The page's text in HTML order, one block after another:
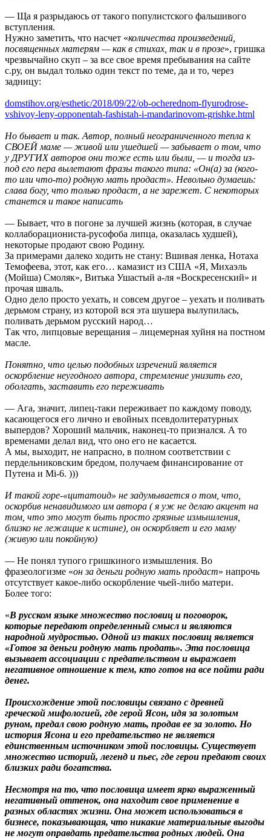
— Ща я разрыдаюсь от такого популистского фальшивого
вступления.
Нужно заметить, что насчет «количества произведений,
посвященных матерям — как в стихах, так и в прозе», гришка
чрезвычайно скуп – за все свое время пребывания на сайте
с.ру, он выдал только один текст по теме, да и то, через
задницу:
domstihov.org/esthetic/2018/09/22/ob-ocherednom-flyurodrose-
vshivoy-leny-opponentah-fashistah-i-mandarinovom-grishke.html
Но бывает и так. Автор, полный неограниченного тепла к
СВОЕЙ маме — живой или ушедшей — забывает о том, что
у ДРУГИХ авторов они тоже есть или были, — и тогда из-
под его пера вылетают фразы такого типа: «Он(а) за (кого-
то или что-то) родную мать продаст». Невольно думаешь:
слава богу, что только продаст, а не зарежет. С некоторых
станется и такое написать
— Бывает, что в погоне за лучшей жизнь (которая, в случае
коллаборациониста-русофоба липца, оказалась худшей),
некоторые продают свою Родину.
За примерами далеко ходить не стану: Вшивая ленка, Нотаха
Темофеева, этот, как его… камазист из США «Я, Михаэль
(Мойша) Смоляк», Витька Ушастый а-ля «Воскресенский» и
прочая шваль.
Одно дело просто уехать, и совсем другое – уехать и поливать
дерьмом страну, из которой вся эта шушера вылупилась,
поливать дерьмом русский народ…
Так что, липцовые верещания – лицемерная хуйня на постном
масле.
Понятно, что целью подобных изречений является
оскорбление неугодного автора, стремление унизить его,
оболгать, заставить его переживать
— Ага, значит, липец-таки переживает по каждому поводу,
касающегося его лично и евойных псевдолитературных
выпердов? Хороший мальчик, наконец-то признался. А то
временами делал вид, что оно его не касается.
А мы, выходит, не напрасно, в полном соответствии с
пердельниковским бредом, получаем финансирование от
Путена и Mi-6. )))
И такой горе-«цитатоид» не задумывается о том, что,
оскорбив ненавидимого им автора ( я уж не делаю акцент на
том, что это могут быть просто грязные измышления,
близко не лежащие к истине), он оскорбляет и его маму
(живую или покойную)
— Не понял тупого гришкиного измышления. Во
фразеологизме «он за деньги родную мать продаст» напрочь
отсутствует какое-либо оскорбление чьей-либо матери.
Более того:
«В русском языке множество пословиц и поговорок,
которые передают определенный смысл и являются
народной мудростью. Одной из таких пословиц является
«Готов за деньги родную мать продать». Эта пословица
вызывает ассоциации с предательством и выражает
негативное отношение к тем, кто готов на все пойти ради
денег.
Происхождение этой пословицы связано с древней
греческой мифологией, где герой Ясон, идя за золотым
руном, предал свою родную мать, продав ее за золото. Но
история Ясона и его предательство не является
единственным источником этой пословицы. Существует
множество историй, легенд и пьес, где герои предают своих
близких ради богатства.
Несмотря на то, что пословица имеет ярко выраженный
негативный оттенок, она находит свое применение в
разных областях жизни. Она может использоваться в
бизнесе, показывающая, что никакие материальные выгоды
не могут оправдать предательства родных людей. Она